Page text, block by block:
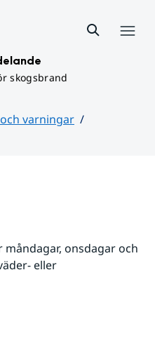
skogsbrand
varningar
onsdagar och
eller